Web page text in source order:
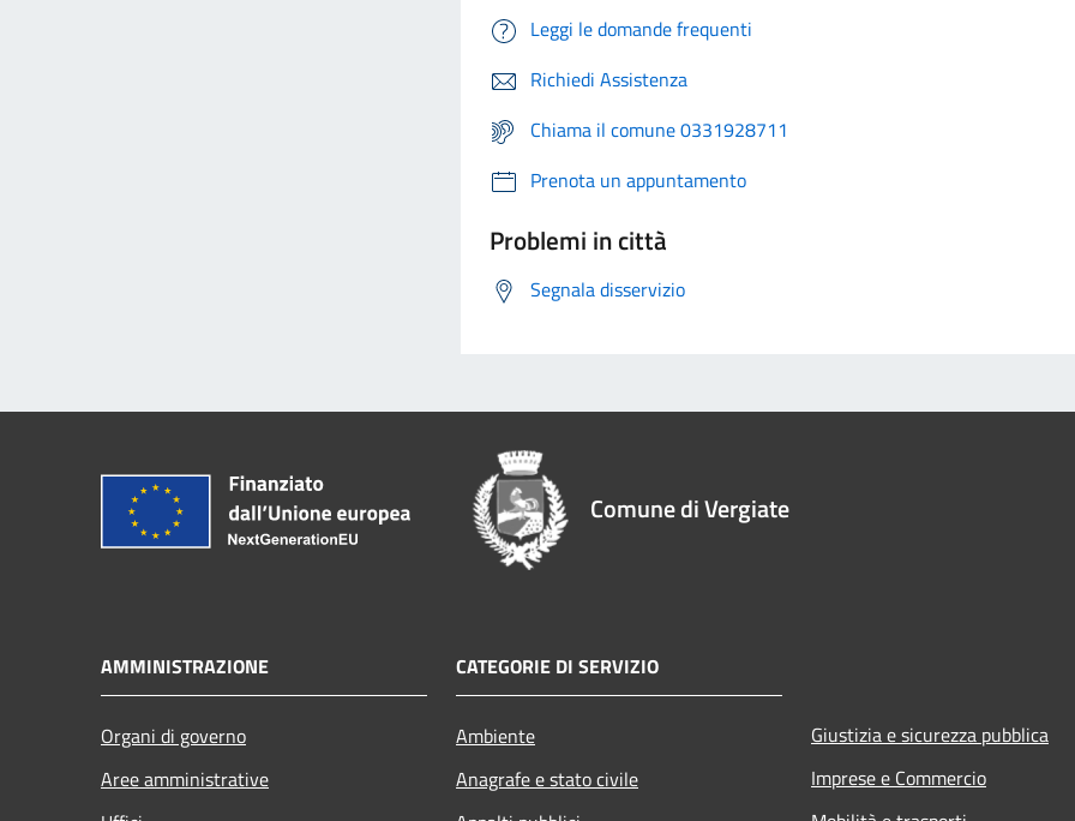
Leggi le domande frequenti
Richiedi Assistenza
Chiama il comune 0331928711
Prenota un appuntamento
Problemi in città
Segnala disservizio
Comune di Vergiate
AMMINISTRAZIONE
Organi di governo
Aree amministrative
CATEGORIE DI SERVIZIO
Ambiente
Anagrafe e stato civile
Giustizia e sicurezza pubblica
Imprese e Commercio